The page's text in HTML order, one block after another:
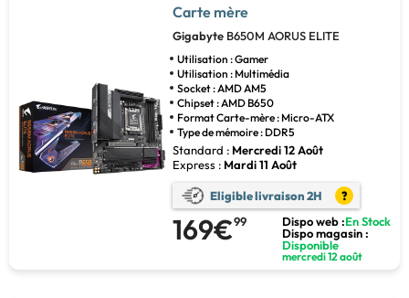
Carte mère
Gigabyte B650M AORUS ELITE
Utilisation : Gamer
Utilisation : Multimédia
Socket : AMD AM5
Chipset : AMD B650
Format Carte-mère : Micro-ATX
Type de mémoire : DDR5
Standard : Mercredi 12 Août
Express : Mardi 11 Août
Eligible livraison 2H ?
169€99 Dispo web :En Stock
Dispo magasin :
Disponible
mercredi 12 août